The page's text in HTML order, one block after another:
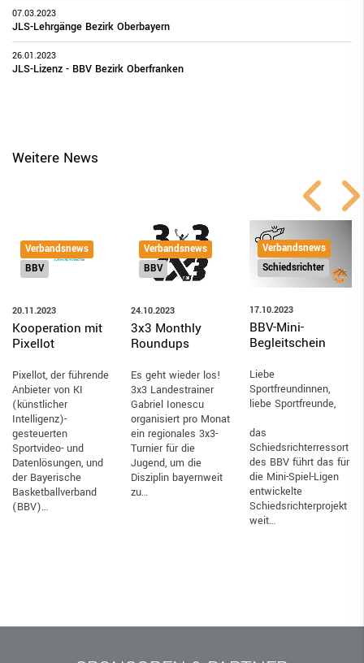
07.03.2023
JLS-Lehrgänge Bezirk Oberbayern
26.01.2023
JLS-Lizenz - BBV Bezirk Oberfranken
Weitere News
Verbandsnews
BBV
20.11.2023
Kooperation mit
Pixellot
Pixellot, der führende
Anbieter von KI
(künstlicher
Intelligenz)-
gesteuerten
Sportvideo- und
Datenlösungen, und
der Bayerische
Basketballverband
(BBV)…
Verbandsnews
BBV
24.10.2023
3x3 Monthly
Roundups
Es geht wieder los!
3x3 Landestrainer
Gabriel Ionescu
organisiert pro Monat
ein regionales 3x3-
Turnier für die
Jugend, um die
Disziplin bayernweit
zu…
Verbandsnews
Schiedsrichter
17.10.2023
BBV-Mini-
Begleitschein
Liebe
Sportfreundinnen,
liebe Sportfreunde,
das
Schiedsrichterressort
des BBV führt das für
die Mini-Spiel-Ligen
entwickelte
Schiedsrichterprojekt
weit…